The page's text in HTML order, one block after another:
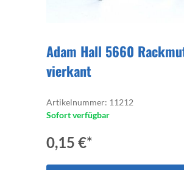
Adam Hall 5660
vierkant
Artikelnummer: 11212
Sofort verfügbar
0,15 €*